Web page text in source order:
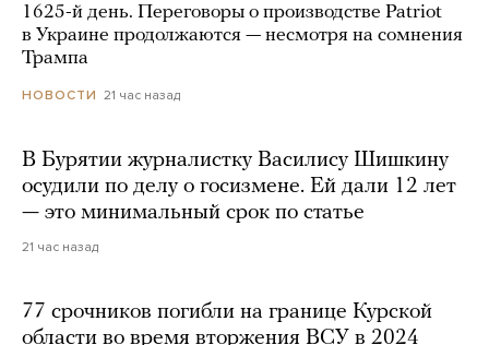
1625-й день. Переговоры о производстве Patriot
в Украине продолжаются — несмотря на сомнения
Трампа
НОВОСТИ 21 час назад
В Бурятии журналистку Василису Шишкину
осудили по делу о госизмене. Ей дали 12 лет
— это минимальный срок по статье
21 час назад
77 срочников погибли на границе Курской
области во время вторжения ВСУ в 2024